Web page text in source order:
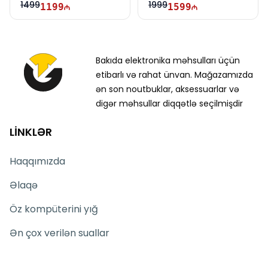
14991199 19991599
Bakıda elektronika məhsulları üçün
etibarlı və rahat ünvan. Mağazamızda
ən son noutbuklar, aksessuarlar və
digər məhsullar diqqətlə seçilmişdir
LİNKLƏR
Haqqımızda
Əlaqə
Öz kompüterini yığ
Ən çox verilən suallar